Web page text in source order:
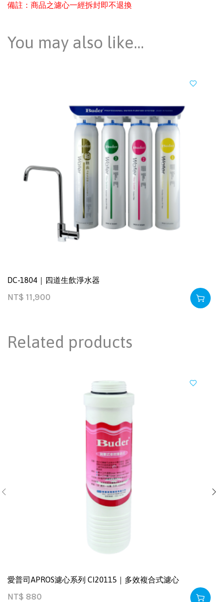
備註：商品之濾心一經拆封即不退換
You may also like…
DC-1804｜四道生飲淨水器
NT$ 11,900
Related products
愛普司APROS濾心系列 CI20115｜多效複合式濾心
NT$ 880